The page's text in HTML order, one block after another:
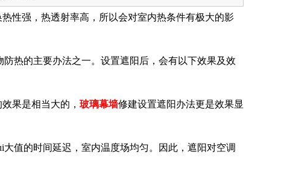
性强，热透射率高，所以会对室内热条件有极大的影
热的主要办法之一。设置遮阳后，会有以下效果及效
果是相当大的， 玻璃幕墙修建设置遮阳办法更是效果显
值的时间延迟，室内温度场均匀。因此，遮阳对空调